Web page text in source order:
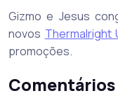
Gizmo e Jesus
novos Thermalright
promoções.
Comentários